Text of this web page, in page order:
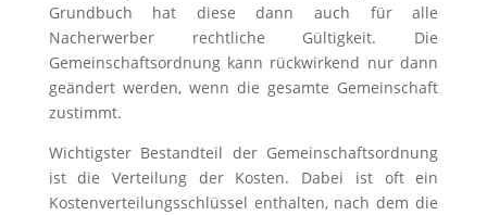
Grundbuch hat diese dann auch für alle
Nacherwerber rechtliche Gültigkeit. Die
Gemeinschaftsordnung kann rückwirkend nur dann
geändert werden, wenn die gesamte Gemeinschaft
zustimmt.
Wichtigster Bestandteil der Gemeinschaftsordnung
ist die Verteilung der Kosten. Dabei ist oft ein
Kostenverteilungsschlüssel enthalten, nach dem die